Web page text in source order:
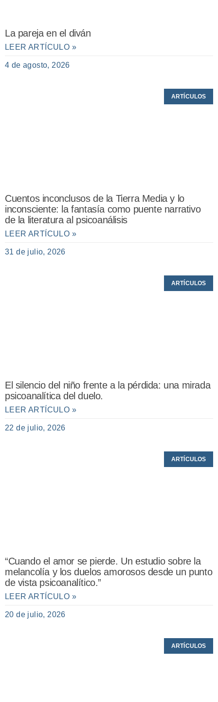
La pareja en el diván
LEER ARTÍCULO »
4 de agosto, 2026
ARTÍCULOS
Cuentos inconclusos de la Tierra Media y lo
inconsciente: la fantasía como puente narrativo
de la literatura al psicoanálisis
LEER ARTÍCULO »
31 de julio, 2026
ARTÍCULOS
El silencio del niño frente a la pérdida: una mirada
psicoanalítica del duelo.
LEER ARTÍCULO »
22 de julio, 2026
ARTÍCULOS
“Cuando el amor se pierde. Un estudio sobre la
melancolía y los duelos amorosos desde un punto
de vista psicoanalítico.”
LEER ARTÍCULO »
20 de julio, 2026
ARTÍCULOS